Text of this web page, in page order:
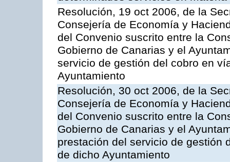
Resolución, 19 oct 2006, de la
Consejería de Economía y
del Convenio suscrito entre la
Gobierno de Canarias y el
servicio de gestión del cobro en
Ayuntamiento
Resolución, 30 oct 2006, de la
Consejería de Economía y
del Convenio suscrito entre la
Gobierno de Canarias y el
prestación del servicio de gestión
de dicho Ayuntamiento